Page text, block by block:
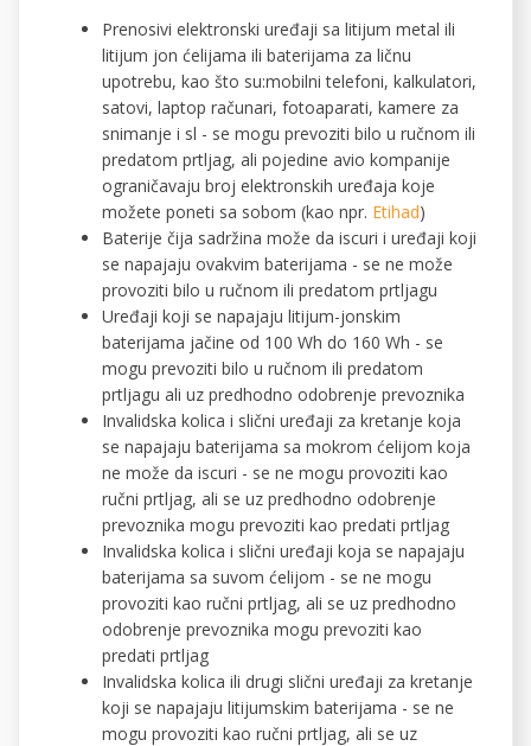
Prenosivi elektronski uređaji sa litijum metal ili
litijum jon ćelijama ili baterijama za ličnu
upotrebu, kao što su:mobilni telefoni, kalkulatori,
satovi, laptop računari, fotoaparati, kamere za
snimanje i sl - se mogu prevoziti bilo u ručnom ili
predatom prtljag, ali pojedine avio kompanije
ograničavaju broj elektronskih uređaja koje
možete poneti sa sobom (kao npr. Etihad)
Baterije čija sadržina može da iscuri i uređaji koji
se napajaju ovakvim baterijama - se ne može
provoziti bilo u ručnom ili predatom prtljagu
Uređaji koji se napajaju litijum-jonskim
baterijama jačine od 100 Wh do 160 Wh - se
mogu prevoziti bilo u ručnom ili predatom
prtljagu ali uz predhodno odobrenje prevoznika
Invalidska kolica i slični uređaji za kretanje koja
se napajaju baterijama sa mokrom ćelijom koja
ne može da iscuri - se ne mogu provoziti kao
ručni prtljag, ali se uz predhodno odobrenje
prevoznika mogu prevoziti kao predati prtljag
Invalidska kolica i slični uređaji koja se napajaju
baterijama sa suvom ćelijom - se ne mogu
provoziti kao ručni prtljag, ali se uz predhodno
odobrenje prevoznika mogu prevoziti kao
predati prtljag
Invalidska kolica ili drugi slični uređaji za kretanje
koji se napajaju litijumskim baterijama - se ne
mogu provoziti kao ručni prtljag, ali se uz